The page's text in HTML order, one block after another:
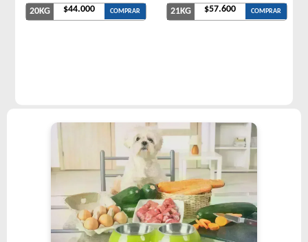
20KG $44.000 COMPRAR 21KG $57.600 COMPRAR